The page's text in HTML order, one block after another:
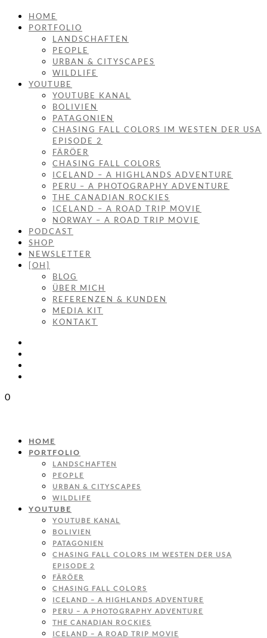
HOME
PORTFOLIO
LANDSCHAFTEN
PEOPLE
URBAN & CITYSCAPES
WILDLIFE
YOUTUBE
YOUTUBE KANAL
BOLIVIEN
PATAGONIEN
CHASING FALL COLORS IM WESTEN DER USA
EPISODE 2
FÄRÖER
CHASING FALL COLORS
ICELAND – A HIGHLANDS ADVENTURE
PERU – A PHOTOGRAPHY ADVENTURE
THE CANADIAN ROCKIES
ICELAND – A ROAD TRIP MOVIE
NORWAY – A ROAD TRIP MOVIE
PODCAST
SHOP
NEWSLETTER
[OH]
BLOG
ÜBER MICH
REFERENZEN & KUNDEN
MEDIA KIT
KONTAKT
0
HOME
PORTFOLIO
LANDSCHAFTEN
PEOPLE
URBAN & CITYSCAPES
WILDLIFE
YOUTUBE
YOUTUBE KANAL
BOLIVIEN
PATAGONIEN
CHASING FALL COLORS IM WESTEN DER USA
EPISODE 2
FÄRÖER
CHASING FALL COLORS
ICELAND – A HIGHLANDS ADVENTURE
PERU – A PHOTOGRAPHY ADVENTURE
THE CANADIAN ROCKIES
ICELAND – A ROAD TRIP MOVIE